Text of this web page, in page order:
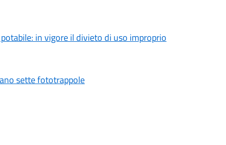
in vigore il divieto di uso improprio
sette fototrappole